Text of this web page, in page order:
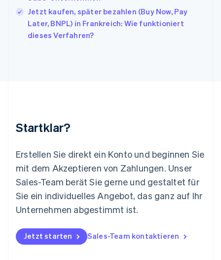
Jetzt kaufen, später bezahlen (Buy Now, Pay
Later, BNPL) in Frankreich: Wie funktioniert
dieses Verfahren?
Startklar?
Erstellen Sie direkt ein Konto und beginnen Sie
mit dem Akzeptieren von Zahlungen. Unser
Sales-Team berät Sie gerne und gestaltet für
Sie ein individuelles Angebot, das ganz auf Ihr
Unternehmen abgestimmt ist.
Jetzt starten Sales-Team kontaktieren
English
Liechtenstein
DeutschEnglish
Mexiko
English
Niederlande
Nederlands English
Norwegen
English
Österreich
Polen
English
Portugal